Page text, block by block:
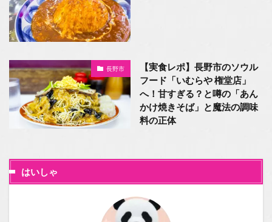
長野市
【実食レポ】長野市のソウル
フード「いむらや 権堂店」
へ！甘すぎる？と噂の「あん
かけ焼きそば」と魔法の調味
料の正体
はいしゃ